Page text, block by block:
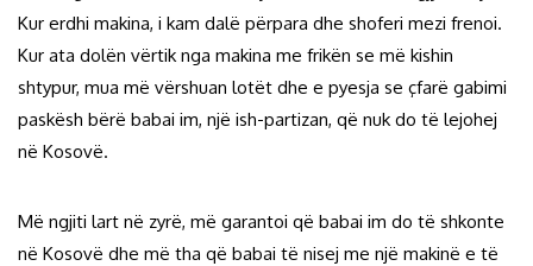
Kur erdhi makina, i kam dalë përpara dhe shoferi mezi frenoi.
Kur ata dolën vërtik nga makina me frikën se më kishin
shtypur, mua më vërshuan lotët dhe e pyesja se çfarë gabimi
paskësh bërë babai im, një ish-partizan, që nuk do të lejohej
në Kosovë.
Më ngjiti lart në zyrë, më garantoi që babai im do të shkonte
në Kosovë dhe më tha që babai të nisej me një makinë e të